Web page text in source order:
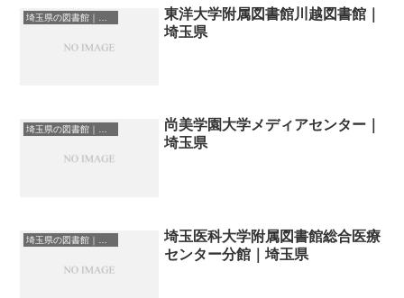
東洋大学附属図書館川越図書館｜
埼玉県
尚美学園大学メディアセンター｜
埼玉県
埼玉県の図書館｜勉強できる場所
埼玉医科大学附属図書館総合医療
センター分館｜埼玉県